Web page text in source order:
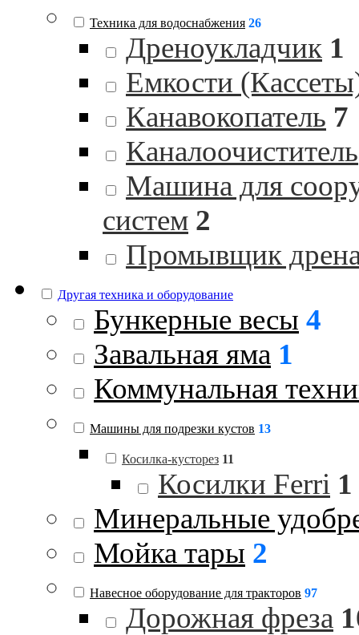
Техника для водоснабжения 26
Дреноукладчик 1
Емкости
Канавокопатель 7
Каналоочиститель
Машина для
систем 2
Промывщик
Другая техника и оборудование
Бункерные весы 4
Завальная яма 1
Коммунальная
Машины для подрезки кустов 13
Косилка-кусторез 11
Косилки Ferri 1
Минеральные
Мойка тары 2
Навесное оборудование для тракторов 97
Дорожная фреза